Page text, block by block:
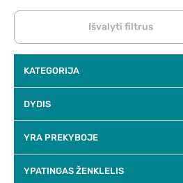
Išvalyti filtrus
KATEGORIJA
DYDIS
YRA PREKYBOJE
YPATINGAS ŽENKLELIS